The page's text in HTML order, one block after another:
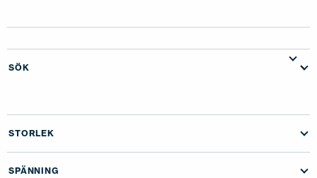
ONLINEVERKTYG
AKTUELLT
EN FI RU
SÖK
STORLEK
SPÄNNING